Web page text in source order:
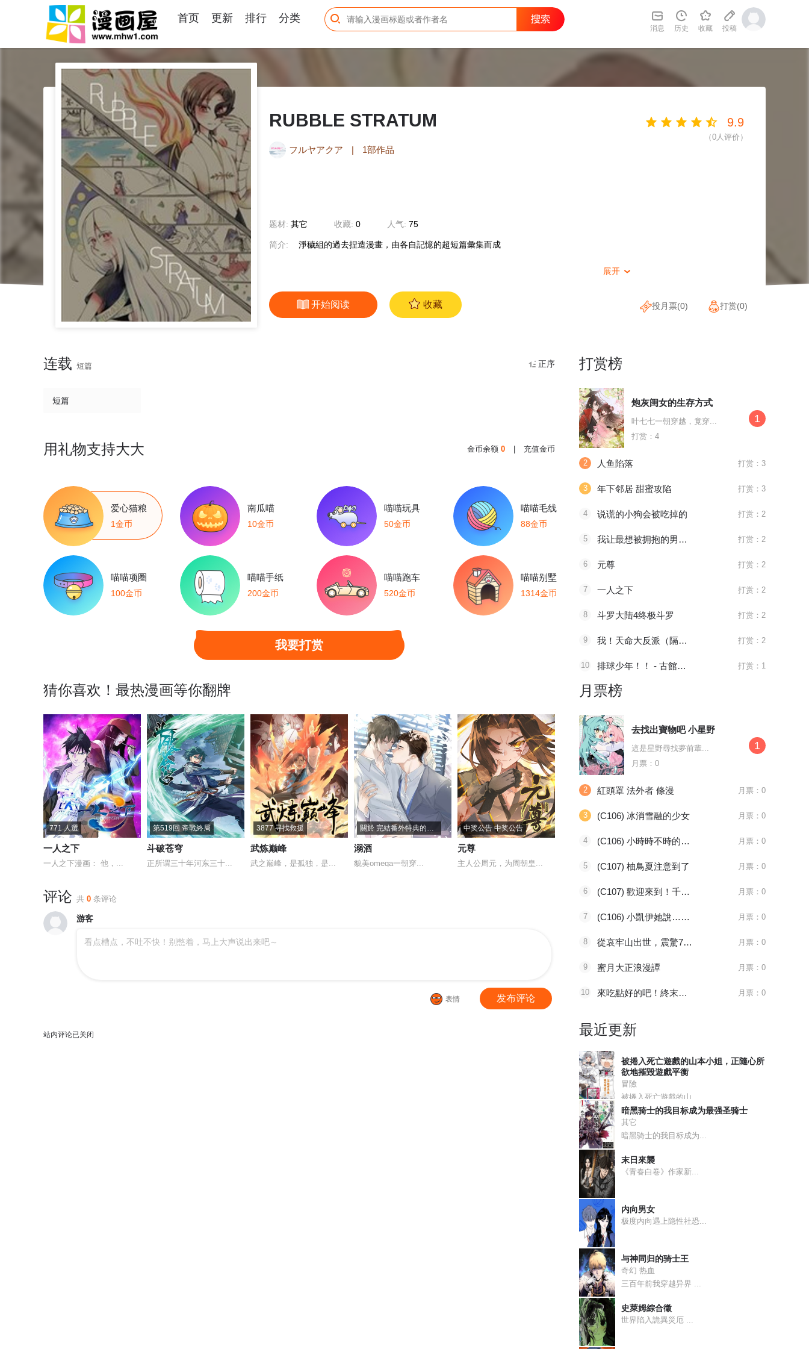
首页 更新 排行 分类
消息 历史 收藏 投稿
RUBBLE STRATUM
フルヤアクア | 1部作品
题材: 其它 收藏: 0 人气: 75
简介: 淨穢組的過去捏造漫畫，由各自記憶的超短篇彙集而成
展开 
开始阅读 收藏
9.9
（0人评价）
投月票(0) 打赏(0)
连载 短篇 正序
短篇
用礼物支持大大 金币余额 0 充值金币
爱心猫粮
1金币
南瓜喵
10金币
喵喵玩具
50金币
喵喵毛线
88金币
喵喵项圈
100金币
喵喵手纸
200金币
喵喵跑车
520金币
喵喵别墅
1314金币
我要打赏
猜你喜欢！最热漫画等你翻牌
771 人選
一人之下
一人之下漫画： 他，...
第519回 帝戰終局
斗破苍穹
正所谓三十年河东三十...
3877 寻找救援
武炼巅峰
武之巅峰，是孤独，是...
關於 完結番外特典的通知
溺酒
貌美omega一朝穿...
中奖公告 中奖公告
元尊
主人公周元，为周朝皇... 八百年前，谢怜是金枝...
全职法师
主角莫凡继承了一个神...
评论 共 0 条评论
游客
看点槽点，不吐不快！别憋着，马上大声说出来吧～
表情 发布评论
站内评论已关闭
打赏榜
炮灰闺女的生存方式
叶七七一朝穿越，竟穿...
打赏：4
1
2 人鱼陷落 打赏：3
3 年下邻居 甜蜜攻陷 打赏：3
4 说谎的小狗会被吃掉的 打赏：2
5 我让最想被拥抱的男人给威胁了 打赏：2
6 元尊 打赏：2
7 一人之下 打赏：2
8 斗罗大陆4终极斗罗 打赏：2
9 我！天命大反派（隔周双更） 打赏：2
10 排球少年！！ - 古館春一 打赏：1
月票榜
去找出寶物吧 小星野
這是星野尋找夢前輩...
月票：0
1
2 紅頭罩 法外者 條漫 月票：0
3 (C106) 冰消雪融的少女 月票：0
4 (C106) 小時時不時的時候3 ~命運的四方會談~ 月票：0
5 (C107) 柚鳥夏注意到了 月票：0
6 (C107) 歡迎來到！千年幼兒園 月票：0
7 (C106) 小凱伊她說…想要玩遊戲!? 千年學園冒險篇! 月票：0
8 從哀牢山出世，震驚749局 月票：0
9 蜜月大正浪漫譚 月票：0
10 來吃點好的吧！終末菜單 月票：0
最近更新
被捲入死亡遊戲的山本小姐，正隨心所
欲地摧毀遊戲平衡
冒險
被捲入死亡遊戲的山...
暗黑骑士的我目标成为最强圣骑士
其它
暗黑骑士的我目标成为...
末日來襲
《青春白卷》作家新...
内向男女
极度内向遇上隐性社恐...
与神同归的骑士王
奇幻 热血
三百年前我穿越异界 ...
史萊姆綜合徵
世界陷入詭異災厄 ...